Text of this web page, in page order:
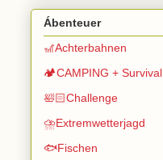
Ábenteuer
🎢Achterbahnen
🏕️CAMPING + Survival
🛀🏻Challenge
⛈️Extremwetterjagd
🐟Fischen